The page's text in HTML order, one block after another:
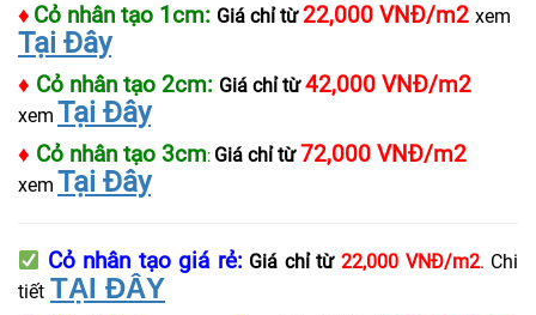
♦ Cỏ nhân tạo 1cm: Giá chỉ từ 22,000 VNĐ/m2 xem
Tại Đây
♦ Cỏ nhân tạo 2cm: Giá chỉ từ 42,000 VNĐ/m2
xem Tại Đây
♦ Cỏ nhân tạo 3cm: Giá chỉ từ72,000 VNĐ/m2
xem Tại Đây
Cỏ nhân tạo giá rẻ: Giá chỉ từ 22,000 VNĐ/m2. Chi
tiết TẠI ĐÂY